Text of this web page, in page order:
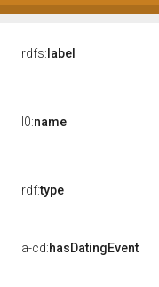
rdfs: label
l0:name
rdf:type
a-cd:hasDatingEvent